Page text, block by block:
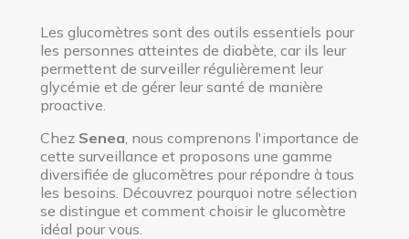
Les glucomètres sont des outils essentiels pour
les personnes atteintes de diabète, car ils leur
permettent de surveiller régulièrement leur
glycémie et de gérer leur santé de manière
proactive.
Chez Senea, nous comprenons l'importance de
cette surveillance et proposons une gamme
diversifiée de glucomètres pour répondre à tous
les besoins. Découvrez pourquoi notre sélection
se distingue et comment choisir le glucomètre
idéal pour vous.